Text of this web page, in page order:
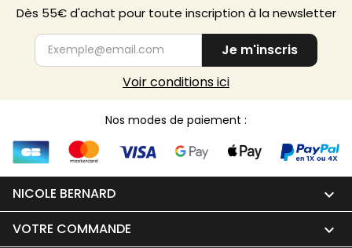
Dès 55€ d'achat pour toute inscription à la newsletter
Je m'inscris
Voir conditions ici
Nos modes de paiement :
NICOLE BERNARD 
VOTRE COMMANDE 